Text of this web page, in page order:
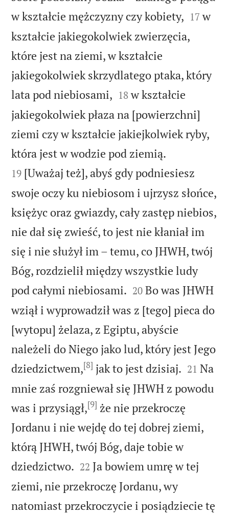
w kształcie mężczyzny czy kobiety, 

17 w
kształcie jakiegokolwiek zwierzęcia,
które jest na ziemi, w kształcie
jakiegokolwiek skrzydlatego ptaka, który
lata pod niebiosami, 

18 w kształcie
jakiegokolwiek płaza na [powierzchni]
ziemi czy w kształcie jakiejkolwiek ryby,
która jest w wodzie pod ziemią.
19 [Uważaj też], abyś gdy podniesiesz
swoje oczy ku niebiosom i ujrzysz słońce,
księżyc oraz gwiazdy, cały zastęp niebios,
nie dał się zwieść, to jest nie kłaniał im
się i nie służył im – temu, co JHWH, twój
Bóg, rozdzielił między wszystkie ludy
pod całymi niebiosami. 

20 Bo was JHWH
wziął i wyprowadził was z [tego] pieca do
[wytopu] żelaza, z Egiptu, abyście
należeli do Niego jako lud, który jest Jego
dziedzictwem,[8] jak to jest dzisiaj. 

21 Na
mnie zaś rozgniewał się JHWH z powodu
was i przysiągł,[9] że nie przekroczę
Jordanu i nie wejdę do tej dobrej ziemi,
którą JHWH, twój Bóg, daje tobie w
dziedzictwo. 

22 Ja bowiem umrę w tej
ziemi, nie przekroczę Jordanu, wy
natomiast przekroczycie i posiądziecie tę